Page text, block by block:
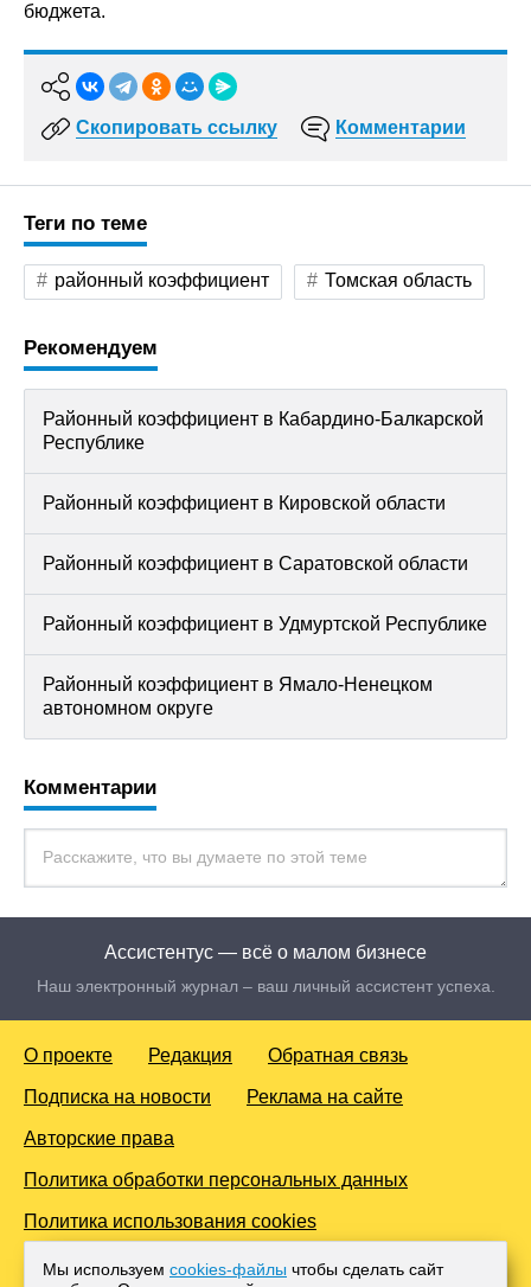
бюджета.
Скопировать ссылку Комментарии
Теги по теме
районный коэффициент Томская область
Рекомендуем
Районный коэффициент в Кабардино-Балкарской
Республике
Районный коэффициент в Кировской области
Районный коэффициент в Саратовской области
Районный коэффициент в Удмуртской Республике
Районный коэффициент в Ямало-Ненецком
автономном округе
Комментарии
Ассистентус — всё о малом бизнесе
Наш электронный журнал – ваш личный ассистент успеха.
О проекте Редакция Обратная связь
Подписка на новости Реклама на сайте
Авторские права
Политика обработки персональных данных
Политика использования cookies
© 2016-2026 Все права защищены. Для лиц старше 18 лет.
Любое копирование материалов и тиражирование в сети
Мы используем cookies-файлы чтобы сделать сайт